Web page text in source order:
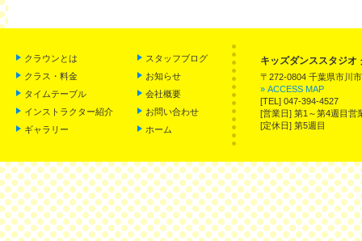
クラウンとは
クラス・料金
タイムテーブル
インストラクター紹介
ギャラリー
スタッフブログ
お知らせ
会社概要
お問い合わせ
ホーム
キッズダンススタジオ
〒272-0804 千葉県市川
» ACCESS MAP
[TEL] 047-394-4527
[営業日] 第1～第4週目営
[定休日] 第5週目